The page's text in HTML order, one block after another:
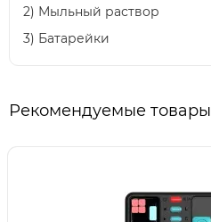
2) Мыльный раствор
3) Батарейки
Рекомендуемые товары